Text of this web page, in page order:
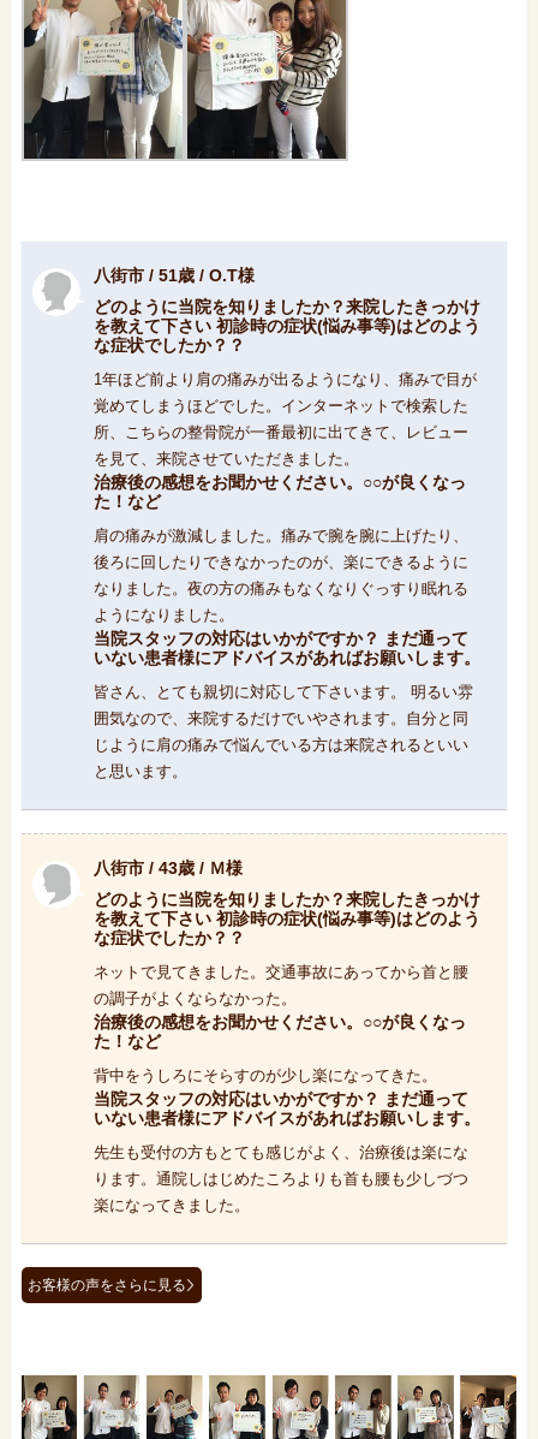
八街市 / 51歳 / O.T様
どのように当院を知りましたか？来院したきっかけ
を教えて下さい 初診時の症状(悩み事等)はどのよう
な症状でしたか？？
1年ほど前より肩の痛みが出るようになり、痛みで目が
覚めてしまうほどでした。インターネットで検索した
所、こちらの整骨院が一番最初に出てきて、レビュー
を見て、来院させていただきました。
治療後の感想をお聞かせください。○○が良くなっ
た！など
肩の痛みが激減しました。痛みで腕を腕に上げたり、
後ろに回したりできなかったのが、楽にできるように
なりました。夜の方の痛みもなくなりぐっすり眠れる
ようになりました。
当院スタッフの対応はいかがですか？ まだ通って
いない患者様にアドバイスがあればお願いします。
皆さん、とても親切に対応して下さいます。 明るい雰
囲気なので、来院するだけでいやされます。自分と同
じように肩の痛みで悩んでいる方は来院されるといい
と思います。
八街市 / 43歳 / Ｍ様
どのように当院を知りましたか？来院したきっかけ
を教えて下さい 初診時の症状(悩み事等)はどのよう
な症状でしたか？？
ネットで見てきました。交通事故にあってから首と腰
の調子がよくならなかった。
治療後の感想をお聞かせください。○○が良くなっ
た！など
背中をうしろにそらすのが少し楽になってきた。
当院スタッフの対応はいかがですか？ まだ通って
いない患者様にアドバイスがあればお願いします。
先生も受付の方もとても感じがよく、治療後は楽にな
ります。通院しはじめたころよりも首も腰も少しづつ
楽になってきました。
お客様の声をさらに見る